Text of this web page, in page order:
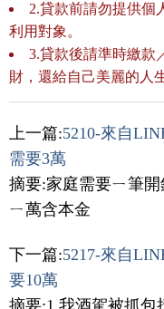
2.貸款前請勿提供個
利用對象。
3.貸款後請準時繳款
財，還給自己美麗的人
上一篇:5210-來自
需要3萬
摘要:家庭需要ㄧ筆
ㄧ萬含本金
下一篇:5217-來自
要10萬
摘要:1.我酒駕被抓包